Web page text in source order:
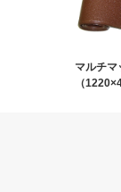
マルチマ
（